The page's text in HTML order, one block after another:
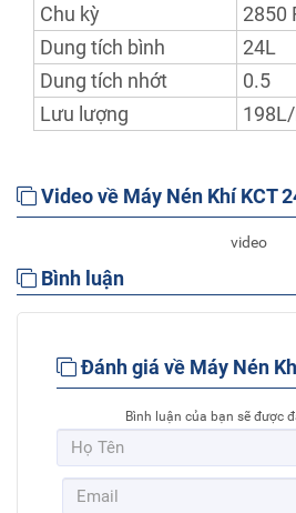
Chu kỳ
2850
Dung tích bình
24L
Dung tích nhớt
0.5
Lưu lượng
Video về Máy Nén Khí KCT
video
Bình luận
Đánh giá về Máy Nén
Bình luận của bạn sẽ được